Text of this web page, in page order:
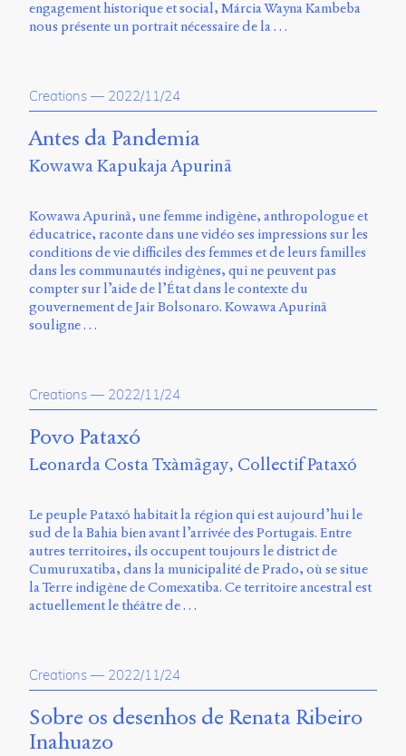
engagement historique et social, Márcia Wayna Kambeba
nous présente un portrait nécessaire de la …
Creations — 2022/11/24
Antes da Pandemia
Kowawa Kapukaja Apurinã
Kowawa Apurinã, une femme indigène, anthropologue et
éducatrice, raconte dans une vidéo ses impressions sur les
conditions de vie difficiles des femmes et de leurs familles
dans les communautés indigènes, qui ne peuvent pas
compter sur l’aide de l’État dans le contexte du
gouvernement de Jair Bolsonaro. Kowawa Apurinã
souligne …
Creations — 2022/11/24
Povo Pataxó
Leonarda Costa Txàmãgay Collectif Pataxó
Le peuple Pataxó habitait la région qui est aujourd’hui le
sud de la Bahia bien avant l’arrivée des Portugais. Entre
autres territoires, ils occupent toujours le district de
Cumuruxatiba, dans la municipalité de Prado, où se situe
la Terre indigène de Comexatiba. Ce territoire ancestral est
actuellement le théâtre de …
Creations — 2022/11/24
Sobre os desenhos de Renata Ribeiro
Inahuazo